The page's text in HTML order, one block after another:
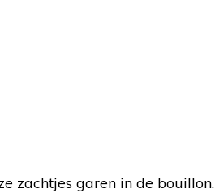
zachtjes garen in de bouillon.